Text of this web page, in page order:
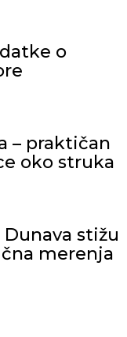
o
– praktičan
oko struka
stižu
merenja